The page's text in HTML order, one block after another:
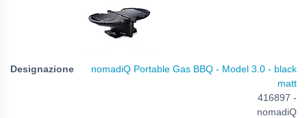
nomadiQ Portable Gas BBQ - Model 3.0 - black
matt
416897 -
nomadiQ